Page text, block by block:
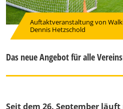
Auftaktveranstaltung von
Dennis Hetzschold
Das neue Angebot für alle
Seit dem 26. September